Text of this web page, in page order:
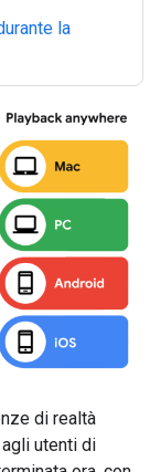
la
di realtà
utenti di